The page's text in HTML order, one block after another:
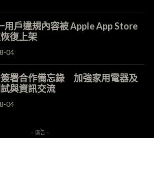
用戶違規內容被 Apple App Store
復上架
04
署合作備忘錄 加強家用電器及
與資訊交流
04
- 廣告 -